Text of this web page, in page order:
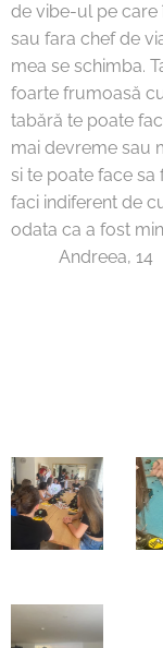
de vibe-ul pe care
sau fara chef de
mea se schimba.
foarte frumoasă
tabără te poate
mai devreme sau
si te poate face
faci indiferent de
odata ca a fost
❤❤ Andreea, 14